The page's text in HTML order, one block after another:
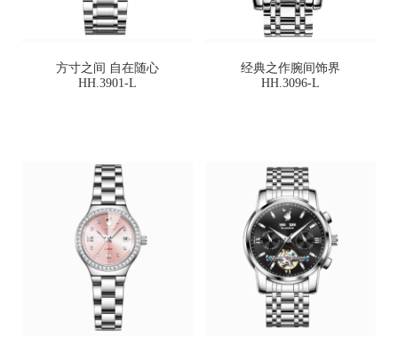
方寸之间 自在随心
HH.3901-L
经典之作腕间饰界
HH.3096-L